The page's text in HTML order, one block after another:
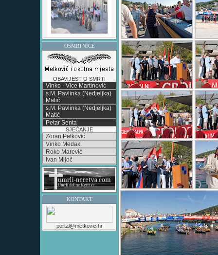
OSMRTNICE
OBAVIJEST O SMRTI
Vinko - Vice Martinović
s.M. Pavlinka (Nedjeljka)
Matić
s.M. Pavlinka (Nedjeljka)
Matić
Petar Senta
SJEĆANJE
Zoran Petković
Vinko Medak
Roko Marević
Ivan Mijoč
KONTAKT
portal@metkovic.hr